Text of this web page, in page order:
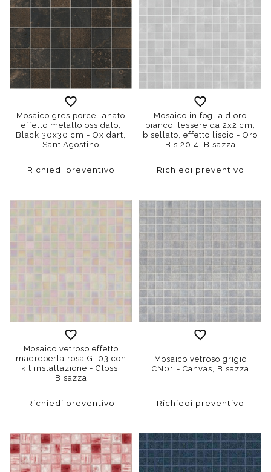
Mosaico gres porcellanato
effetto metallo ossidato,
Black 30x30 cm - Oxidart,
Sant'Agostino
Richiedi preventivo
Mosaico in foglia d'oro
bianco, tessere da 2x2 cm,
bisellato, effetto liscio - Oro
Bis 20.4, Bisazza
Richiedi preventivo
Mosaico vetroso effetto
madreperla rosa GL03 con
kit installazione - Gloss,
Bisazza
Richiedi preventivo
Mosaico vetroso grigio
CN01 - Canvas, Bisazza
Richiedi preventivo